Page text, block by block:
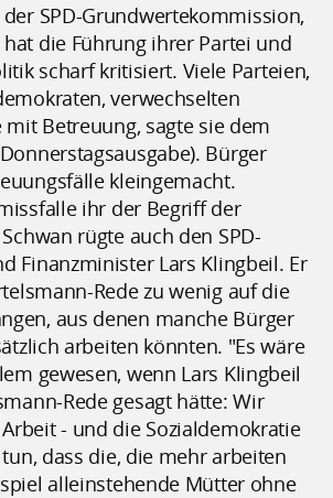
SPD-Grundwertekommission,
hat die Führung ihrer Partei und
scharf kritisiert. Viele Parteien,
verwechselten
mit Betreuung, sagte sie dem
Bürger
kleingemacht.
ihr der Begriff der
rügte auch den SPD-
Finanzminister Lars Klingbeil. Er
Rede zu wenig auf die
aus denen manche Bürger
arbeiten könnten. "Es wäre
gewesen, wenn Lars Klingbeil
Rede gesagt hätte: Wir
- und die Sozialdemokratie
dass die, die mehr arbeiten
alleinstehende Mütter ohne